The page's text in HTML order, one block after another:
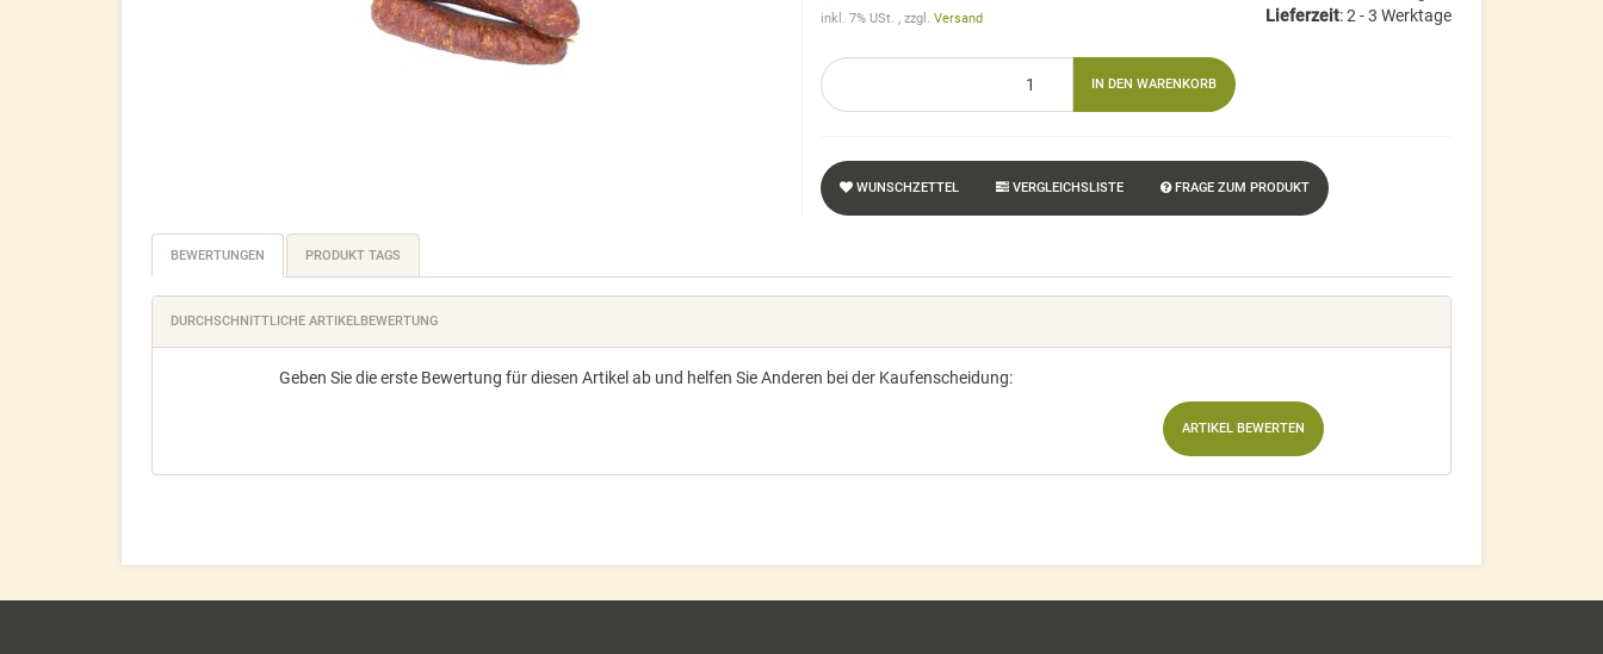
inkl. 7% USt. , zzgl. Versand
Lieferzeit:2 - 3 Werktage
IN DEN WARENKORB
WUNSCHZETTEL VERGLEICHSLISTE FRAGE ZUM PRODUKT
BEWERTUNGEN PRODUKT TAGS
DURCHSCHNITTLICHE ARTIKELBEWERTUNG
Geben Sie die erste Bewertung für diesen Artikel ab und helfen Sie Anderen bei der Kaufenscheidung: